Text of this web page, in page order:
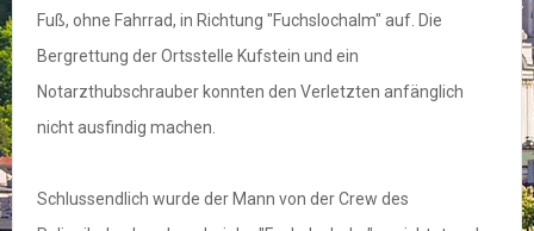
Fuß, ohne Fahrrad, in Richtung "Fuchslochalm" auf. Die
Bergrettung der Ortsstelle Kufstein und ein
Notarzthubschrauber konnten den Verletzten anfänglich
nicht ausfindig machen.
Schlussendlich wurde der Mann von der Crew des